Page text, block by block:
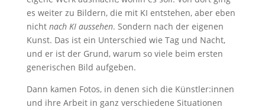
es weiter zu Bildern, die mit KI entstehen, aber eben
nicht nach KI aussehen. Sondern nach der eigenen
Kunst. Das ist ein Unterschied wie Tag und Nacht,
und er ist der Grund, warum so viele beim ersten
generischen Bild aufgeben.
Dann kamen Fotos, in denen sich die Künstler:innen
und ihre Arbeit in ganz verschiedene Situationen